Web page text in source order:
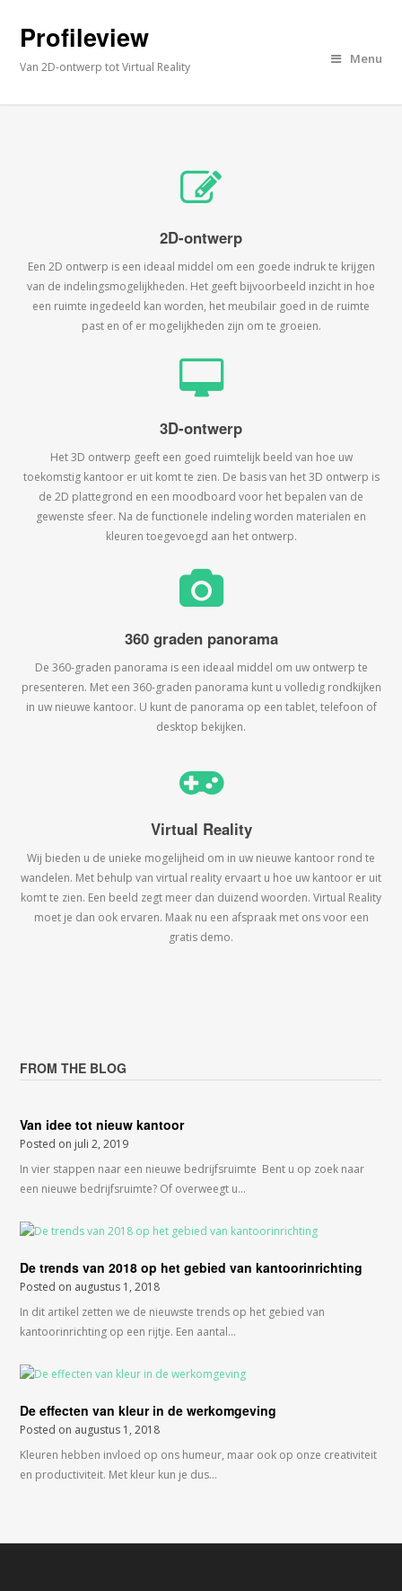
Profileview
Van 2D-ontwerp tot Virtual Reality
Menu
2D-ontwerp
Een 2D ontwerp is een ideaal middel om een goede indruk te krijgen
van de indelingsmogelijkheden. Het geeft bijvoorbeeld inzicht in hoe
een ruimte ingedeeld kan worden, het meubilair goed in de ruimte
past en of er mogelijkheden zijn om te groeien.
3D-ontwerp
Het 3D ontwerp geeft een goed ruimtelijk beeld van hoe uw
toekomstig kantoor er uit komt te zien. De basis van het 3D ontwerp is
de 2D plattegrond en een moodboard voor het bepalen van de
gewenste sfeer. Na de functionele indeling worden materialen en
kleuren toegevoegd aan het ontwerp.
360 graden panorama
De 360-graden panorama is een ideaal middel om uw ontwerp te
presenteren. Met een 360-graden panorama kunt u volledig rondkijken
in uw nieuwe kantoor. U kunt de panorama op een tablet, telefoon of
desktop bekijken.
Virtual Reality
Wij bieden u de unieke mogelijheid om in uw nieuwe kantoor rond te
wandelen. Met behulp van virtual reality ervaart u hoe uw kantoor er uit
komt te zien. Een beeld zegt meer dan duizend woorden. Virtual Reality
moet je dan ook ervaren. Maak nu een afspraak met ons voor een
gratis demo.
FROM THE BLOG
Van idee tot nieuw kantoor
Posted on juli 2, 2019
In vier stappen naar een nieuwe bedrijfsruimte Bent u op zoek naar
een nieuwe bedrijfsruimte? Of overweegt u…
De trends van 2018 op het gebied van kantoorinrichting
Posted on augustus 1, 2018
In dit artikel zetten we de nieuwste trends op het gebied van
kantoorinrichting op een rijtje. Een aantal…
De effecten van kleur in de werkomgeving
Posted on augustus 1, 2018
Kleuren hebben invloed op ons humeur, maar ook op onze creativiteit
en productiviteit. Met kleur kun je dus…